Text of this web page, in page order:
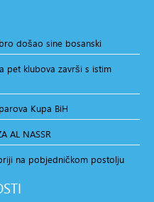
došao sine bosanski
pet klubova završi s istim
Kupa BiH
AL NASSR
na pobjedničkom postolju